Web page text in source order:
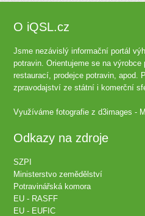
O iQSL.cz
Jsme nezávislý informační portál
potravin. Orientujeme se na výrobce
restaurací, prodejce potravin, apod.
zpravodajství ze státní i komerční
Využíváme fotografie zd3images -
Odkazy na zdroje
SZPI
Ministerstvo zemědělství
Potravinářská komora
EU - RASFF
EU - EUFIC